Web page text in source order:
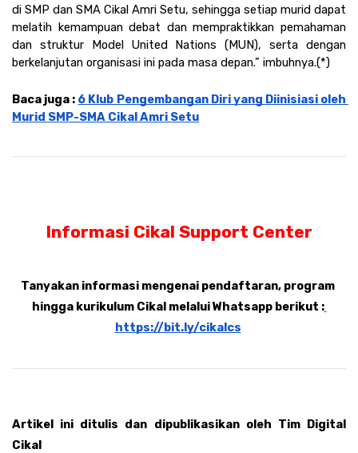
di SMP dan SMA Cikal Amri Setu, sehingga setiap murid dapat
melatih kemampuan debat dan mempraktikkan pemahaman
dan struktur Model United Nations (MUN), serta dengan
berkelanjutan organisasi ini pada masa depan.” imbuhnya.(*)
Baca juga : 6 Klub Pengembangan Diri yang Diinisiasi oleh
Murid SMP-SMA Cikal Amri Setu
Informasi Cikal Support Center
Tanyakan informasi mengenai pendaftaran, program
hingga kurikulum Cikal melalui Whatsapp berikut :
https://bit.ly/cikalcs
Artikel ini ditulis dan dipublikasikan oleh Tim Digital
Cikal